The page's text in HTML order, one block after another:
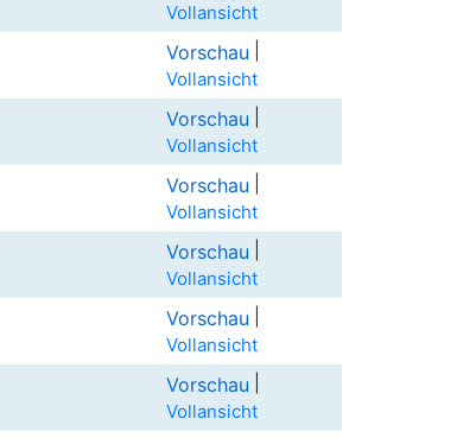
Vollansicht
Vorschau
Vollansicht
Vorschau
Vollansicht
Vorschau
Vollansicht
Vorschau
Vollansicht
Vorschau
Vollansicht
Vorschau
Vollansicht